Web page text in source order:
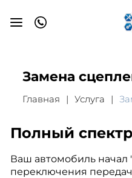
Замена
Главная Услуга
Полный
Ваш автомобиль начал
переключения